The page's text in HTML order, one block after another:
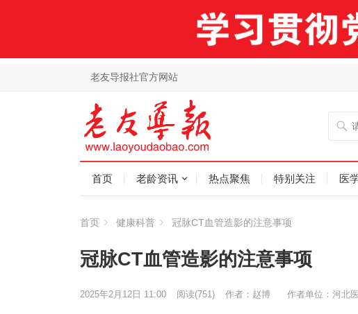
老友导报社官方网站
首页 老龄资讯 热点聚焦 特别关注 医
首页 健康科普 冠脉CT血管造影的注意事项
冠脉CT血管造影的注意事项
作者：赵博 作者单位：河北
2025年2月12日 11:00 阅读(751)